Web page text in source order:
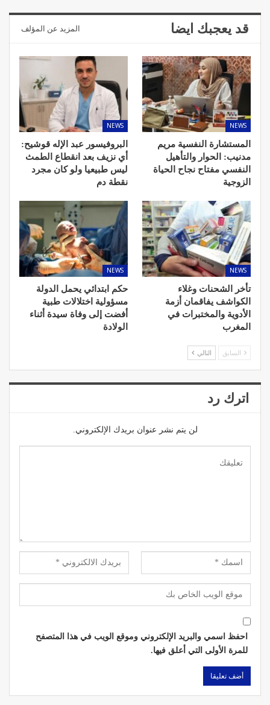
قد يعجبك ايضا المزيد عن المؤلف
NEWS
المستشارة النفسية مريم
مدنيب: الحوار والتأهيل
النفسي مفتاح نجاح الحياة
الزوجية
NEWS
البروفيسور عبد الإله قوشيح:
أي نزيف بعد انقطاع الطمث
ليس طبيعيا ولو كان مجرد
نقطة دم
NEWS
تأخر الشحنات وغلاء
الكواشف يفاقمان أزمة
الأدوية والمختبرات في
المغرب
NEWS
حكم ابتدائي يحمل الدولة
مسؤولية اختلالات طبية
أفضت إلى وفاة سيدة أثناء
الولادة
السابق التالي
اترك رد
لن يتم نشر عنوان بريدك الإلكتروني.
احفظ اسمي والبريد الإلكتروني وموقع الويب في هذا المتصفح
للمرة الأولى التي أعلق فيها.